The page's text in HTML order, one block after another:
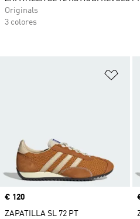
Precio
€ 120
ZAPATILLA SL 72 PT
Originals
3 colores